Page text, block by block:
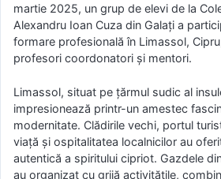
martie 2025, un grup de elevi de la
Alexandru Ioan Cuza din Galați a
formare profesională în Limassol,
profesori coordonatori și mentori.
Limassol, situat pe țărmul sudic al
impresionează printr-un amestec
modernitate. Clădirile vechi, portul
viață și ospitalitatea localnicilor au
autentică a spiritului cipriot. Gazdele
au organizat cu grijă activitățile,